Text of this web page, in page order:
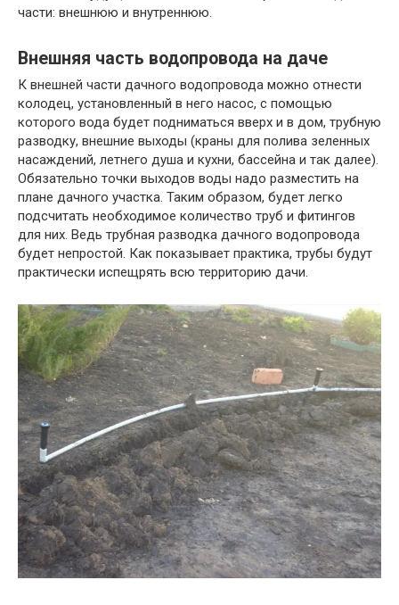
части: внешнюю и внутреннюю.
Внешняя часть водопровода на даче
К внешней части дачного водопровода можно отнести
колодец, установленный в него насос, с помощью
которого вода будет подниматься вверх и в дом, трубную
разводку, внешние выходы (краны для полива зеленных
насаждений, летнего душа и кухни, бассейна и так далее).
Обязательно точки выходов воды надо разместить на
плане дачного участка. Таким образом, будет легко
подсчитать необходимое количество труб и фитингов
для них. Ведь трубная разводка дачного водопровода
будет непростой. Как показывает практика, трубы будут
практически испещрять всю территорию дачи.